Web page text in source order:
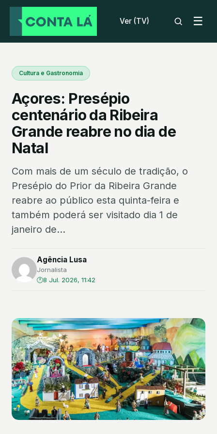
Ver (TV) ☰
Cultura e Gastronomia
Açores: Presépio
centenário da Ribeira
Grande reabre no dia de
Natal
Com mais de um século de tradição, o
Presépio do Prior da Ribeira Grande
reabre ao público esta quinta-feira e
também poderá ser visitado dia 1 de
janeiro de...
Agência Lusa
Jornalista
8 Jul. 2026, 11:42